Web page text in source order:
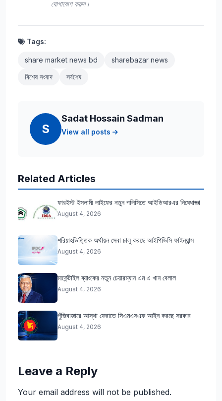
যোগাযোগ করুন।
Tags:
share market news bd
sharebazar news
বিশেষ সংবাদ
সর্বশেষ
S
Sadat Hossain Sadman
View all posts
Related Articles
ফারইস্ট ইসলামী লাইফের নতুন পলিসিতে আইডিআরএর নিষেধাজ্ঞা
August 4, 2026
শরিয়াহভিত্তিক অর্থায়ন সেবা চালু করছে আইপিডিসি ফাইন্যান্স
August 4, 2026
মার্কেন্টাইল ব্যাংকের নতুন চেয়ারম্যান এম এ খান বেলাল
August 4, 2026
পুঁজিবাজারে আস্থা ফেরাতে সিএমএসএফ আইন করছে সরকার
August 4, 2026
Leave a Reply
Your email address will not be published.